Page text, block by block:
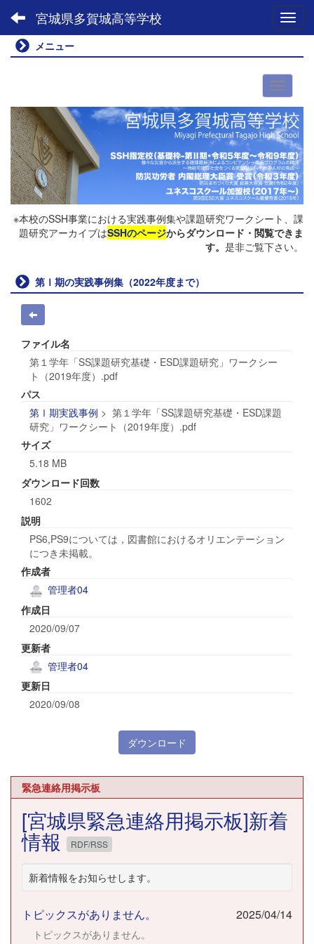
宮城県多賀城高等学校
メニュー
※本校のSSH事業における実践事例集や課題研究ワークシート、課
題研究アーカイブはSSHのページからダウンロード・閲覧できま
す。 是非ご覧下さい。
第Ⅰ期の実践事例集（2022年度まで）
ファイル名
第１学年「SS課題研究基礎・ESD課題研究」ワークシー
ト（2019年度）.pdf
パス
第Ⅰ期実践事例 > 第１学年「SS課題研究基礎・ESD課題
研究」ワークシート（2019年度）.pdf
サイズ
5.18 MB
ダウンロード回数
1602
説明
PS6,PS9については，図書館におけるオリエンテーション
につき未掲載。
作成者
管理者04
作成日
2020/09/07
更新者
管理者04
更新日
2020/09/08
ダウンロード
緊急連絡用掲示板
[宮城県緊急連絡用掲示板]新着
情報 RDF/RSS
新着情報をお知らせします。
トピックスがありません。 2025/04/14
トピックスがありません。